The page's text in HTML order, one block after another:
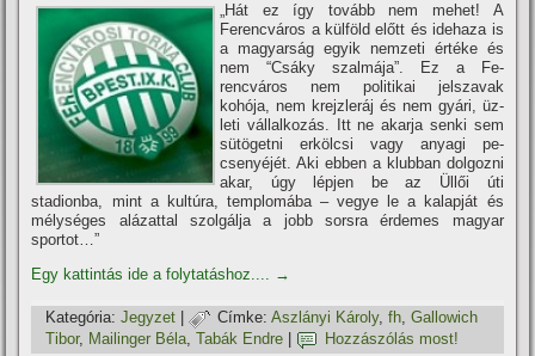
„Hát ez í­gy tovább nem mehet! A
Ferencváros a külföld előtt és idehaza is
a magyarság egyik nemzeti értéke és
nem “Csáky szalmája”. Ez a Fe­
rencváros nem politikai jelszavak
kohója, nem krejzleráj és nem gyári, üz­
leti vállalkozás. Itt ne akarja senki sem
sütögetni erkölcsi vagy anyagi pe­
csenyéjét. Aki ebben a klubban dolgozni
akar, úgy lépjen be az Üllői úti
stadionba, mint a kultúra, templomába – vegye le a kalapját és
mélységes alázattal szolgálja a jobb sorsra érdemes magyar
sportot…”
Egy kattintás ide a folytatáshoz.... →
Kategória: Jegyzet | Címke: Aszlányi Károly,fh,Gallowich
Tibor, Mailinger Béla,Tabák Endre Hozzászólás most!